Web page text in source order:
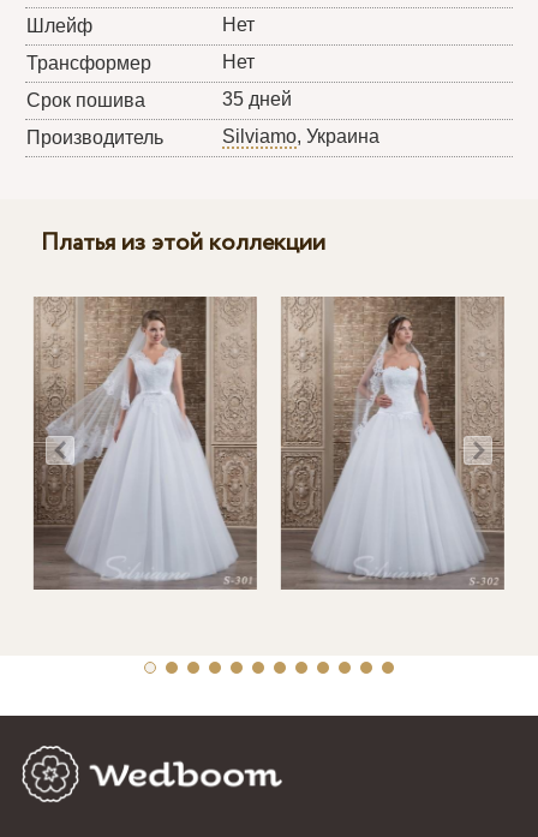
Шлейф
Нет
Трансформер
Нет
Срок пошива
35 дней
Производитель
Silviamo, Украина
Платья из этой коллекции